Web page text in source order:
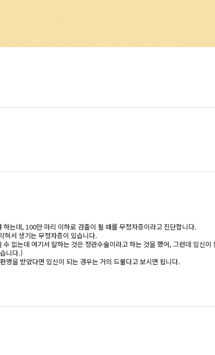
는데, 100만 마리 이하로 검출이 될 때를 무정자증이라고 진단합니다.
혀서 생기는 무정자증이 있습니다.
없는데 여기서 말하는 것은 정관수술이라고 하는 것을 했어, 그런데 임신
니다.)
명을 받았다면 임신이 되는 경우는 거의 드물다고 보시면 됩니다.